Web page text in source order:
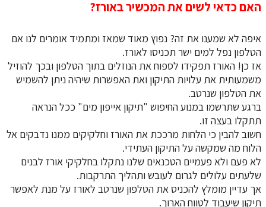
האם כדאי לשים את המכשיר באורז?
איפה לא שמענו את זה? נפוץ מאוד שמאז ומתמיד אומרים לנו אם
הטלפון נפל למים ישר תכניסו לאורז.
אז כן! האורז תפקידו לספוח את הנוזלים בתוך הטלפון ובכך להוזיל
משמעותית את עלויות התיקון ואת האפשרות שיהיה ניתן להשמיש
את הטלפון שנרטב.
ברגע שתרשמו במנוע החיפוש "תיקון אייפון מים" ככל הנראה
תתקלו בעצה זו.
חשוב להבין כי הלחות מרככת את האורז וחלקיקים ממנו נדבקים אל
הלוח מה שמקשה על התיקון העתידי.
לא פעם ולא פעמיים הטכנאים שלנו נתקלו בחלקיקי אורז לבנים
שלעתים עלולים לגרום לעובש ותהליך התרקבות.
אך עדיין מומלץ להכניס את הטלפון שנרטב לאורז על מנת לאפשר
תיקון שיעבוד לטווח הארוך.